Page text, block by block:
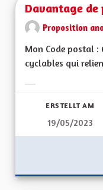
Davantage
Proposition
Mon Code postal
cyclables qui
ERSTELLT AM
19/05/2023